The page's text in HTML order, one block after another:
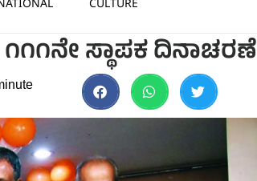
ಸ್ಥಾಪಕ ದಿನಾಚರಣೆ